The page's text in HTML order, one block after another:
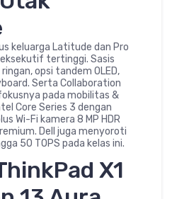
keluarga Latitude dan Pro
tertinggi. Sasis
opsi tandem OLED,
Serta Collaboration
pada mobilitas &
Core Series 3 dengan
Wi-Fi kamera 8 MP HDR
Dell juga menyoroti
50 TOPS pada kelas ini.
X1